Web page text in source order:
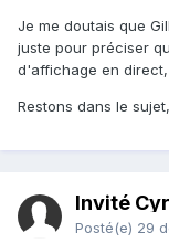
Je me doutais que
juste pour préciser
d'affichage en
Restons dans le
Invité
Posté(e) 29